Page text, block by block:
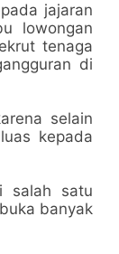
jajaran
lowongan
tenaga
di
selain
kepada
salah satu
banyak